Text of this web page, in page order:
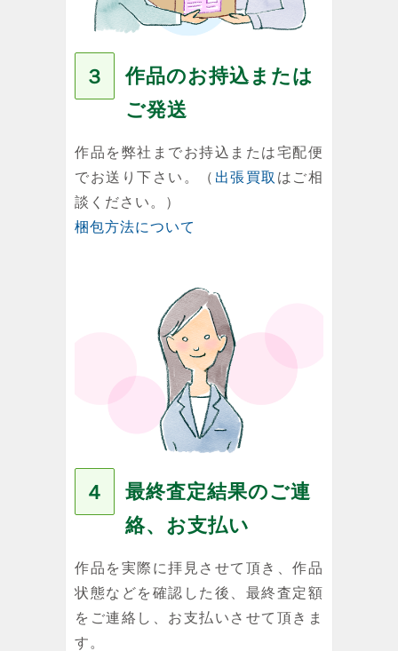
３
作品のお持込または
ご発送
作品を弊社までお持込または宅配便
でお送り下さい。（ 出張買取 はご相
談ください。）
梱包方法について
４
最終査定結果のご連
絡、お支払い
作品を実際に拝見させて頂き、作品
状態などを確認した後、最終査定額
をご連絡し、お支払いさせて頂きま
す。